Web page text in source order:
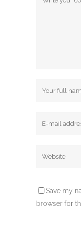
Save my
browser for